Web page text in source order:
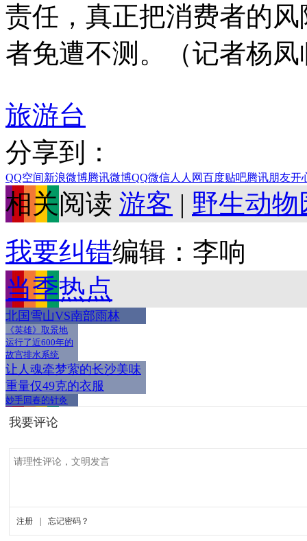
责任，真正把消费者的
者免遭不测。（记者杨凤
旅游台
分享到：
QQ空间新浪微博腾讯微博QQ微信人人网百度贴吧腾讯朋友开
相关阅读 游客 | 野生动物
我要纠错编辑：李响
当季热点
北国雪山VS南部雨林
《英雄》取景地
运行了近600年的
故宫排水系统
让人魂牵梦萦的长沙美味
重量仅49克的衣服
妙手回春的针灸